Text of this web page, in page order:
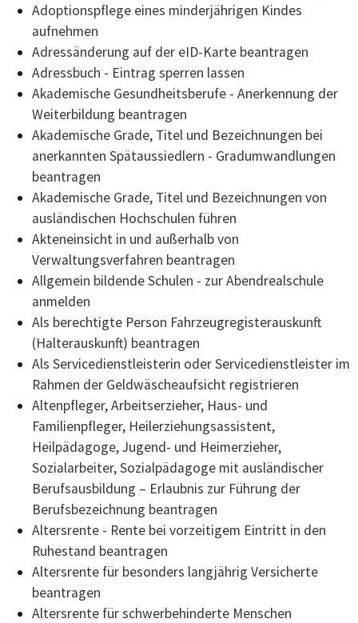
Adoptionspflege eines minderjährigen Kindes
aufnehmen
Adressänderung auf der eID-Karte beantragen
Adressbuch - Eintrag sperren lassen
Akademische Gesundheitsberufe - Anerkennung der
Weiterbildung beantragen
Akademische Grade, Titel und Bezeichnungen bei
anerkannten Spätaussiedlern - Gradumwandlungen
beantragen
Akademische Grade, Titel und Bezeichnungen von
ausländischen Hochschulen führen
Akteneinsicht in und außerhalb von
Verwaltungsverfahren beantragen
Allgemein bildende Schulen - zur Abendrealschule
anmelden
Als berechtigte Person Fahrzeugregisterauskunft
(Halterauskunft) beantragen
Als Servicedienstleisterin oder Servicedienstleister im
Rahmen der Geldwäscheaufsicht registrieren
Altenpfleger, Arbeitserzieher, Haus- und
Familienpfleger, Heilerziehungsassistent,
Heilpädagoge, Jugend- und Heimerzieher,
Sozialarbeiter, Sozialpädagoge mit ausländischer
Berufsausbildung – Erlaubnis zur Führung der
Berufsbezeichnung beantragen
Altersrente - Rente bei vorzeitigem Eintritt in den
Ruhestand beantragen
Altersrente für besonders langjährig Versicherte
beantragen
Altersrente für schwerbehinderte Menschen